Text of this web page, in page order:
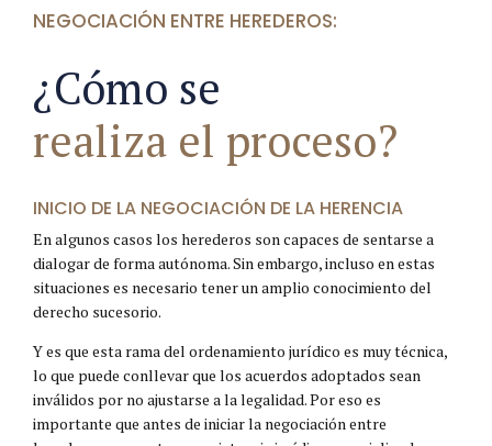
NEGOCIACIÓN ENTRE HEREDEROS:
¿Cómo se
realiza el proceso?
INICIO DE LA NEGOCIACIÓN DE LA HERENCIA
En algunos casos los herederos son capaces de sentarse a
dialogar de forma autónoma. Sin embargo, incluso en estas
situaciones es necesario tener un amplio conocimiento del
derecho sucesorio.
Y es que esta rama del ordenamiento jurídico es muy técnica,
lo que puede conllevar que los acuerdos adoptados sean
inválidos por no ajustarse a la legalidad. Por eso es
importante que antes de iniciar la negociación entre